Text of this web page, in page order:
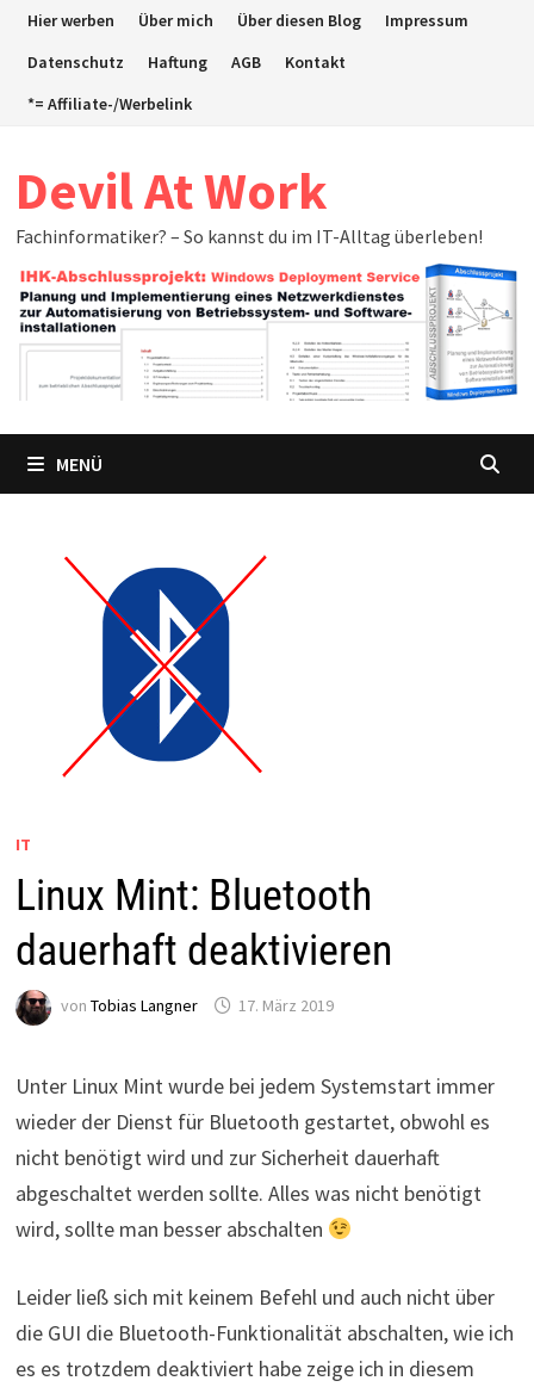
ZumHier werben Über mich Über diesen Blog
Impressum
Datenschutz
Haftung AGB
Kontakt
*= Affiliate-/Werbelink
Devil At Work
Fachinformatiker? – So kannst du im IT-Alltag überleben!
MENÜ
IT
Linux Mint: Bluetooth
dauerhaft deaktivieren
von Tobias Langner 17. März 2019
Unter Linux Mint wurde bei jedem Systemstart immer
wieder der Dienst für Bluetooth gestartet, obwohl es
nicht benötigt wird und zur Sicherheit dauerhaft
abgeschaltet werden sollte. Alles was nicht benötigt
wird, sollte man besser abschalten
Leider ließ sich mit keinem Befehl und auch nicht über
die GUI die Bluetooth-Funktionalität abschalten, wie ich
es es trotzdem deaktiviert habe zeige ich in diesem